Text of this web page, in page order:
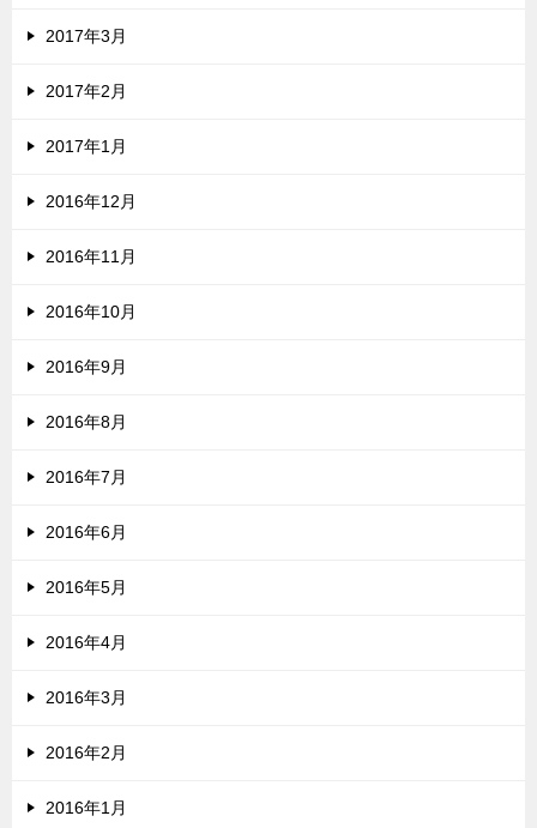
2017年3月
2017年2月
2017年1月
2016年12月
2016年11月
2016年10月
2016年9月
2016年8月
2016年7月
2016年6月
2016年5月
2016年4月
2016年3月
2016年2月
2016年1月